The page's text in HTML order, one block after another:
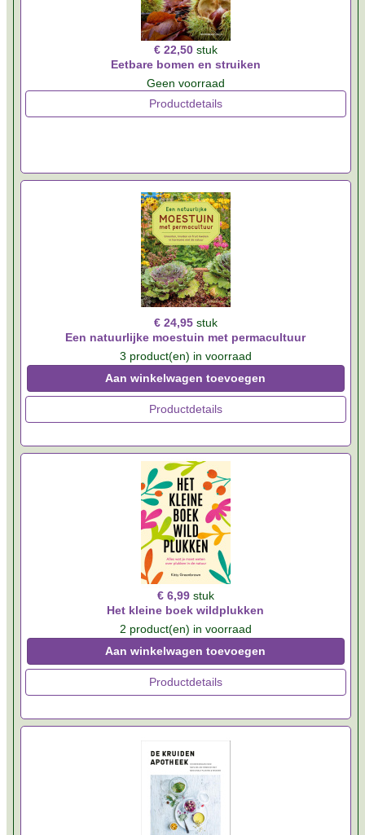
€ 22,50 stuk
Eetbare bomen en struiken
Geen voorraad
Productdetails
€ 24,95 stuk
Een natuurlijke moestuin met permacultuur
3 product(en) in voorraad
Aan winkelwagen toevoegen
Productdetails
€ 6,99 stuk
Het kleine boek wildplukken
2 product(en) in voorraad
Aan winkelwagen toevoegen
Productdetails